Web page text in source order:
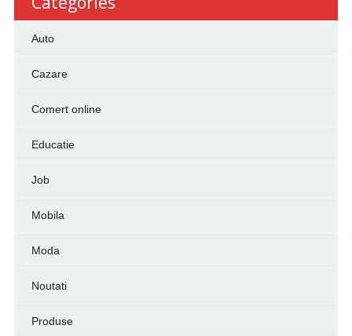
Auto
Cazare
Comert online
Educatie
Job
Mobila
Moda
Noutati
Produse